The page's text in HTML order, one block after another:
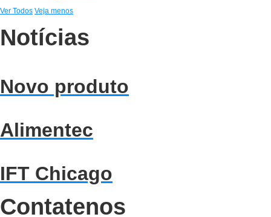
Ver Todos Veja menos
Notícias
Novo produto
Alimentec
IFT Chicago
Contatenos